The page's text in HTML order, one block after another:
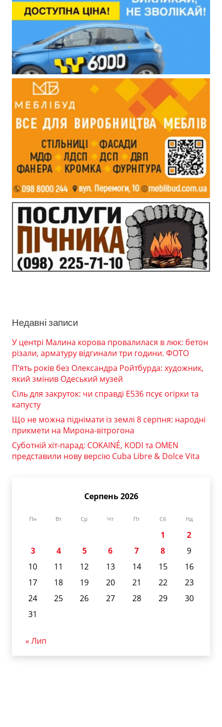
Недавні записи
У центрі Малина корова провалилася в люк: бетон
різали, арматуру відгинали три години. ФОТО
П’ять років без Олександра Ройтбурда: художник,
який змінив Одеський музей
Сіль для закруток: чи справді Е536 псує огірки та
капусту
Що не можна піднімати із землі 8 серпня: народні
прикмети на Мирона-вітрогона
Суботній хіт-парад: COKAINÉ, KODI та OMEN
представили нову версію Cuba Libre & Dolce Vita
Серпень 2026
Пн Вт Ср Чт Пт Сб Нд
1
2
3
4 5 6 7 8
9
10
11 12 13 14 15
16
17
18 19 20 21 22
23
24
25 26 27 28 29
30
31
« Лип